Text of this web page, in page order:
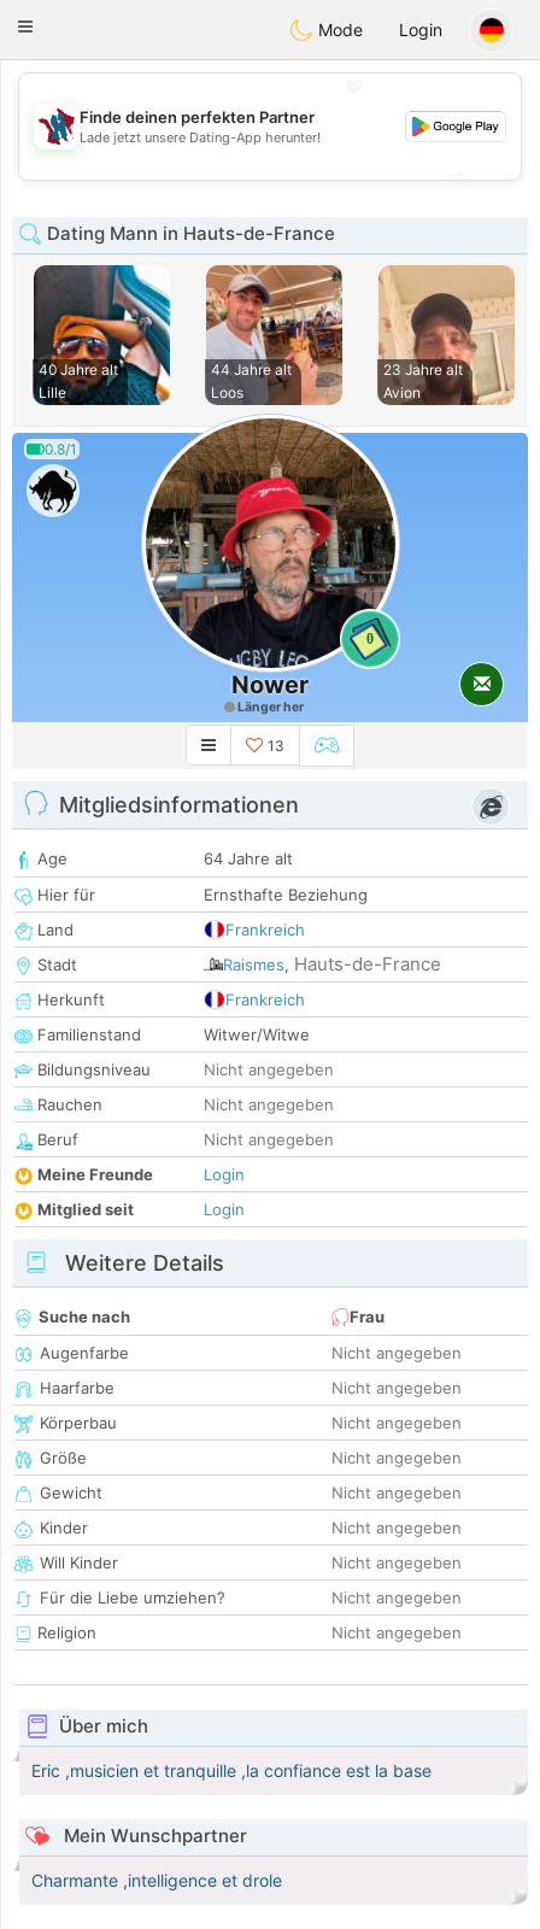
Taimerais
Toggle
Mode Login
💖
💕
Finde deinen perfekten Partner
Lade jetzt unsere Dating-App herunter!
Dating Mann in Hauts-de-France
40 Jahre alt
Lille
44 Jahre alt
Loos
23 Jahre alt
Avion
0.8/1
0
Nower
Länger her
13
Mitgliedsinformationen
Age
64 Jahre alt
Hier für
Ernsthafte Beziehung
Land
Frankreich
Stadt
Raismes, Hauts-de-France
Herkunft
Frankreich
Familienstand
Witwer/Witwe
Bildungsniveau
Nicht angegeben
Rauchen
Nicht angegeben
Beruf
Nicht angegeben
Meine Freunde
Login
Mitglied seit
Login
Weitere Details
Suche nach
Frau
Augenfarbe
Nicht angegeben
Haarfarbe
Nicht angegeben
Körperbau
Nicht angegeben
Größe
Nicht angegeben
Gewicht
Nicht angegeben
Kinder
Nicht angegeben
Will Kinder
Nicht angegeben
Für die Liebe umziehen?
Nicht angegeben
Religion
Nicht angegeben
Über mich
Eric ,musicien et tranquille ,la confiance est la base
Mein Wunschpartner
Charmante ,intelligence et drole